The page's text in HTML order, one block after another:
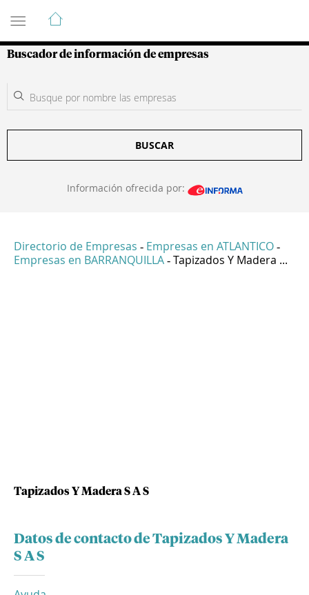
Guía de Empresas Colombianas
Buscador de información de empresas
BUSCAR
Información ofrecida por:
Directorio de Empresas - Empresas en ATLANTICO -
Empresas en BARRANQUILLA - Tapizados Y Madera ...
Tapizados Y Madera S A S
Datos de contacto de Tapizados Y Madera
S A S